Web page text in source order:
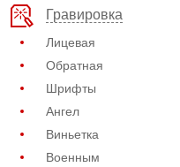
Гравировка
Лицевая
Обратная
Шрифты
Ангел
Виньетка
Военным